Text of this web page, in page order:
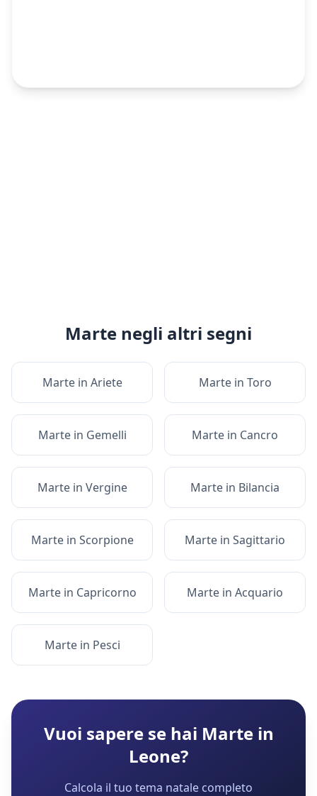
Marte negli altri segni
Martein Ariete Martein Toro
Martein Gemelli Marte in Cancro
Martein Vergine Marte in Bilancia
Martein Scorpione Marte in Sagittario
Martein Capricorno Marte in Acquario
Martein Pesci
Vuoi sapere se hai Martein
Leone?
Calcola il tuo tema natale completo